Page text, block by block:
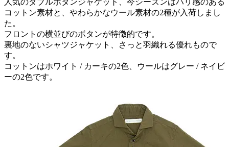
コットン素材と、やわらかなウール素材の2種が入荷しまし
た。
フロントの横並びのボタンが特徴的です。
裏地のないシャツジャケット、さっと羽織れる優れもので
す。
コットンはホワイト / カーキの2色、ウールはグレー / ネイビ
ーの2色です。